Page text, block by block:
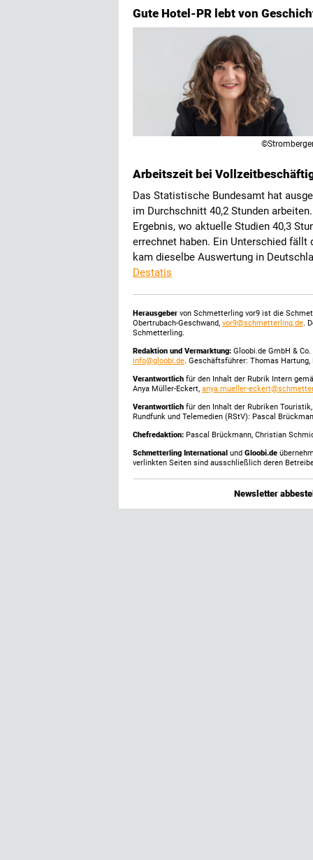
Gute Hotel-PR lebt von
Arbeitszeit bei
Das Statistische Bundesamt hat
im Durchschnitt 40,2 Stunden
Ergebnis, wo aktuelle Studien 40,3
errechnet haben. Ein Unterschied fällt
kam dieselbe Auswertung in
Destatis
Herausgeber von Schmetterling vor9 ist die
Obertrubach-Geschwand, vor9@schmetterling.de.
Schmetterling.
Redaktion und Vermarktung: Gloobi.de GmbH &
info@gloobi.de. Geschäftsführer: Thomas
Verantwortlich für den Inhalt der Rubrik Intern
Anya Müller-Eckert, anya.mueller-
Verantwortlich für den Inhalt der Rubriken
Rundfunk und Telemedien (RStV): Pascal
Chefredaktion: Pascal Brückmann, Christian
Schmetterling International und Gloobi.de
verlinkten Seiten sind ausschließlich deren
Newsletter